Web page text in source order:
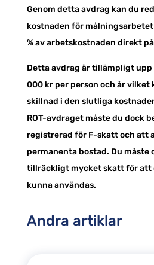
Genom detta avdrag kan du
kostnaden för
% av arbetskostnaden direkt
Detta avdrag är tillämpligt
000 kr per person och år vilket
skillnad i den slutliga
ROT-avdraget måste du dock
registrerad för F-skatt och att
permanenta bostad. Du måste
tillräckligt mycket skatt för att
kunna användas.
Andra artiklar